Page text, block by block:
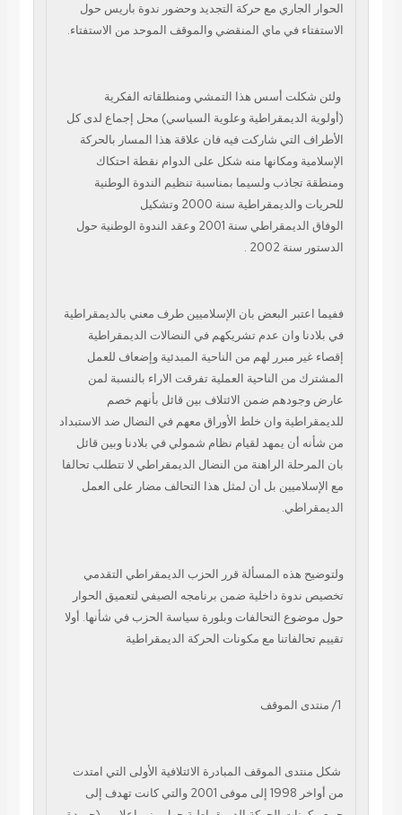
الحوار الجاري مع حركة التجديد وحضور ندوة باريس حول
الاستفتاء في ماي المنقضي والموقف الموحد من الاستفتاء.
ولئن شكلت أسس هذا التمشي ومنطلقاته الفكرية
(أولوية الديمقراطية وعلوية السياسي) محل إجماع لدى كل
الأطراف التي شاركت فيه فان علاقة هذا المسار بالحركة
الإسلامية ومكانها منه شكل على الدوام نقطة احتكاك
ومنطقة تجاذب ولسيما بمناسبة تنظيم الندوة الوطنية
للحريات والديمقراطية سنة 2000 وتشكيل
الوفاق
الديمقراطي سنة 2001 وعقد الندوة الوطنية حول
الدستور سنة 2002 .
ففيما اعتبر البعض بان الإسلاميين طرف معني بالديمقراطية
في بلادنا وان عدم تشريكهم في النضالات الديمقراطية
إقصاء غير مبرر لهم من الناحية المبدئية وإضعاف للعمل
المشترك من الناحية العملية تفرقت الاراء بالنسبة لمن
عارض وجودهم ضمن الائتلاف بين قائل بأنهم خصم
للديمقراطية وان خلط الأوراق معهم في النضال ضد الاستبداد
من شأنه أن يمهد لقيام نظام شمولي في بلادنا وبين قائل
بان المرحلة الراهنة من النضال الديمقراطي لا تتطلب تحالفا
مع الإسلاميين بل أن لمثل هذا التحالف مضار على العمل
الديمقراطي.
ولتوضيح هذه المسألة قرر الحزب الديمقراطي التقدمي
تخصيص ندوة داخلية ضمن برنامجه الصيفي لتعميق الحوار
حول موضوع التحالفات وبلورة سياسة الحزب في شأنها. أولا
تقييم تحالفاتنا مع مكونات الحركة الديمقراطية
1/ منتدى الموقف
شكل منتدى الموقف المبادرة الائتلافية الأولى التي امتدت
من أواخر 1998 إلى موفى 2001 والتي كانت تهدف إلى